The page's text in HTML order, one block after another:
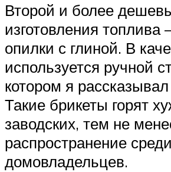
Второй и более
изготовления
опилки с глиной. В
используется ручной
котором я
Такие брикеты горят
заводских, тем не
распространение среди
домовладельцев.